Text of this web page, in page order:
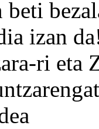
izan
ri